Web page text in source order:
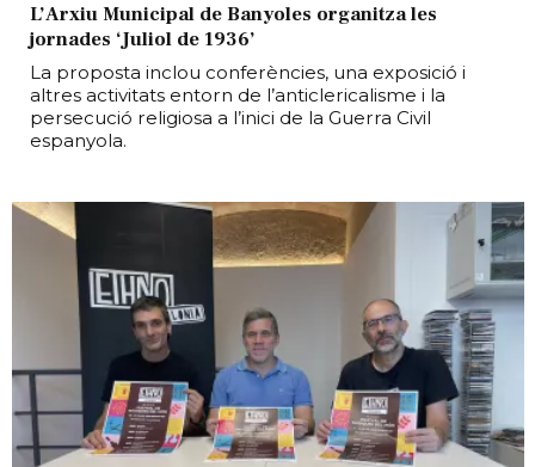
L’Arxiu Municipal de Banyoles organitza les
jornades ‘Juliol de 1936’
La proposta inclou conferències, una exposició i
altres activitats entorn de l’anticlericalisme i la
persecució religiosa a l’inici de la Guerra Civil
espanyola.